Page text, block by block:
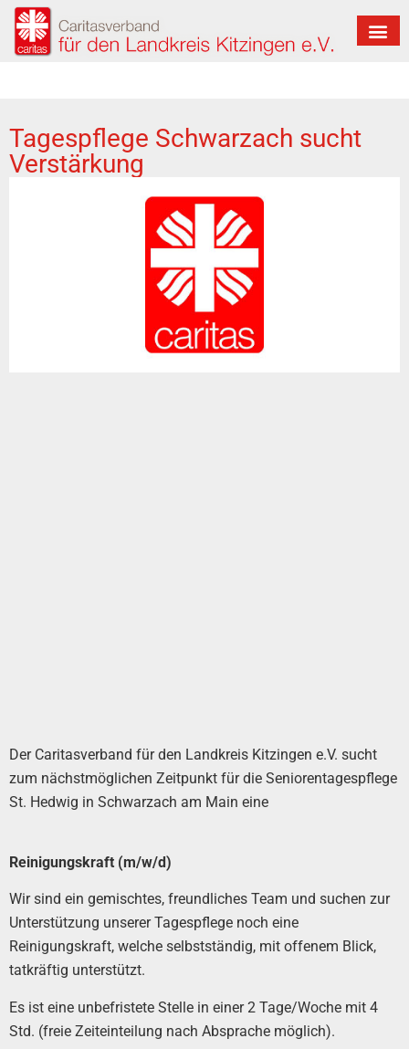
Tagespflege Schwarzach sucht
Verstärkung
Der Caritasverband für den Landkreis Kitzingen e.V. sucht
zum nächstmöglichen Zeitpunkt für die Seniorentagespflege
St. Hedwig in Schwarzach am Main eine
Reinigungskraft (m/w/d)
Wir sind ein gemischtes, freundliches Team und suchen zur
Unterstützung unserer Tagespflege noch eine
Reinigungskraft, welche selbstständig, mit offenem Blick,
tatkräftig unterstützt.
Es ist eine unbefristete Stelle in einer 2 Tage/Woche mit 4
Std. (freie Zeiteinteilung nach Absprache möglich).